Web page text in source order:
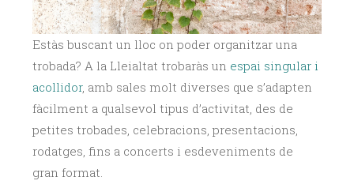
Estàs buscant un lloc on poder organitzar una
trobada? A la Lleialtat trobaràs un espai singular i
acollidor, amb sales molt diverses que s’adapten
fàcilment a qualsevol tipus d’activitat, des de
petites trobades, celebracions, presentacions,
rodatges, fins a concerts i esdeveniments de
gran format.